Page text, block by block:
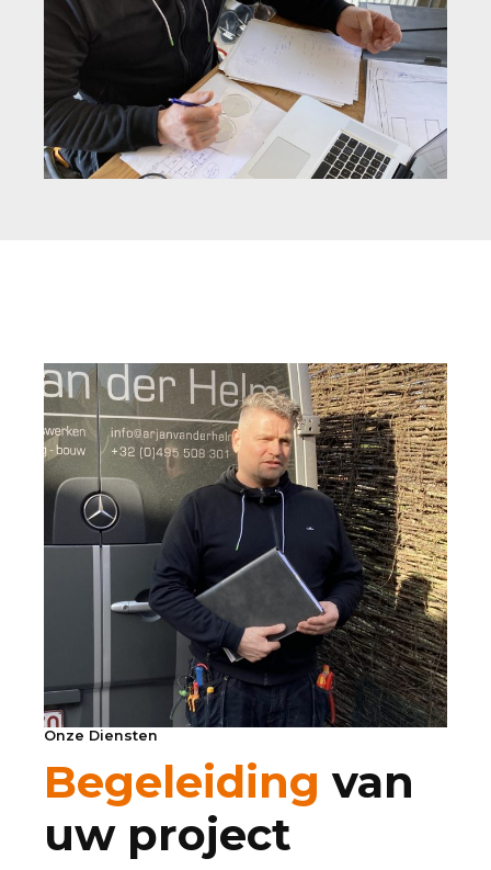
Onze Diensten
Begeleiding van
uw project